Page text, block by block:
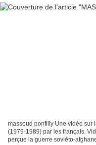
massoud ponfilly Une vidéo sur
(1979-1989) par les français.
perçue la guerre soviéto-